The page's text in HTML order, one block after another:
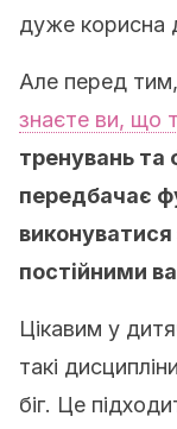
дуже корисна
Але перед
знаєте ви, що
тренувань та
передбачає
виконуватися
постійними
Цікавим у
такі
біг. Це